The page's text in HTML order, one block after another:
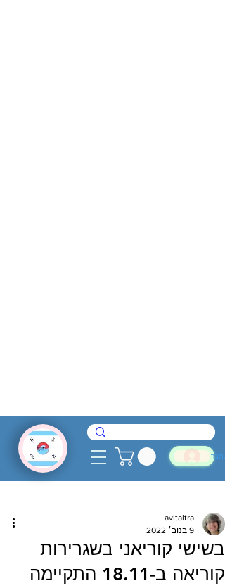
בשישי קוריאני בשגרירות
קוריאה ב-18.11 התקיימה
avitaltra
9 בנוב׳ 2022